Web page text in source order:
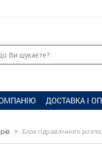
ДОСТАВКА І
> Блок гідравлічного